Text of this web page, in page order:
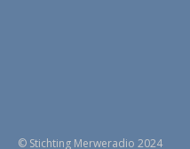
© Stichting Merweradio 2024